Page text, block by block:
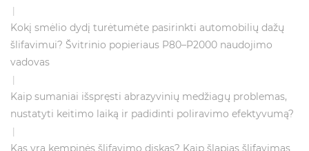
Kokį smėlio dydį turėtumėte pasirinkti automobilių dažų
šlifavimui? Švitrinio popieriaus P80–P2000 naudojimo
vadovas
Kaip sumaniai išspręsti abrazyvinių medžiagų problemas,
nustatyti keitimo laiką ir padidinti poliravimo efektyvumą?
Kas yra kempinės šlifavimo diskas? Kaip šlapias šlifavimas